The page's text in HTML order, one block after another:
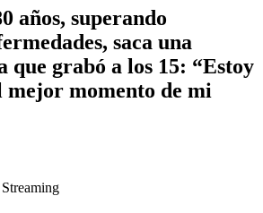
años, superando
saca una
que grabó a los 15: “Estoy
mejor momento de mi